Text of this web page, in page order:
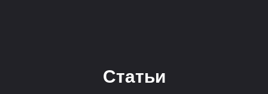
Статьи